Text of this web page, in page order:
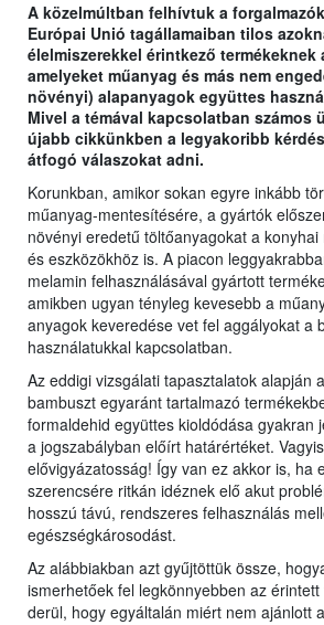
A közelmúltban felhívtuk a
Európai Unió tagállamaiban tilos
élelmiszerekkel érintkező termékeknek
amelyeket műanyag és más nem
növényi) alapanyagok együttes
Mivel a témával kapcsolatban számos
újabb cikkünkben a legyakoribb
átfogó válaszokat adni.
Korunkban, amikor sokan egyre inkább
műanyag-mentesítésére, a gyártók
növényi eredetű töltőanyagokat a
és eszközökhöz is. A piacon
melamin felhasználásával gyártott
amikben ugyan tényleg kevesebb a
anyagok keveredése vet fel aggályokat a
használatukkal kapcsolatban.
Az eddigi vizsgálati tapasztalatok alapján
bambuszt egyaránt tartalmazó
formaldehid együttes kioldódása gyakran
a jogszabályban előírt határértéket.
elővigyázatosság! Így van ez akkor is, ha
szerencsére ritkán idéznek elő akut
hosszú távú, rendszeres felhasználás
egészségkárosodást.
Az alábbiakban azt gyűjtöttük össze,
ismerhetőek fel legkönnyebben az
derül, hogy egyáltalán miért nem ajánlott